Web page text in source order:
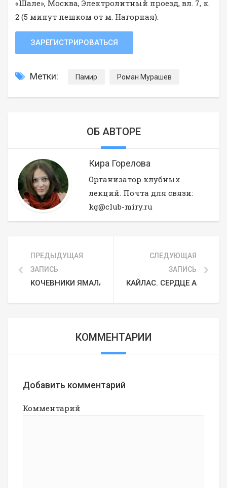
«Шале», Москва, Электролитный проезд, вл. 7, к.
2 (5 минут пешком от м. Нагорная).
ЗАРЕГИСТРИРОВАТЬСЯ
Метки: Памир Роман Мурашев
ОБ АВТОРЕ
Кира Горелова
Организатор клубных
лекций. Почта для связи:
kg@club-miry.ru
ПРЕДЫДУЩАЯ
ЗАПИСЬ
КОЧЕВНИКИ ЯМАЛА: КУЛЬТУРА, БЫТ, ТРАДИЦИИ
СЛЕДУЮЩАЯ
ЗАПИСЬ
КАЙЛАС. СЕРДЦЕ АЗИИ
КОММЕНТАРИИ
Добавить комментарий
Комментарий